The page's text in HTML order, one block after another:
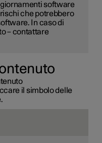
software
che potrebbero
In caso di
– contattare
il simbolo delle